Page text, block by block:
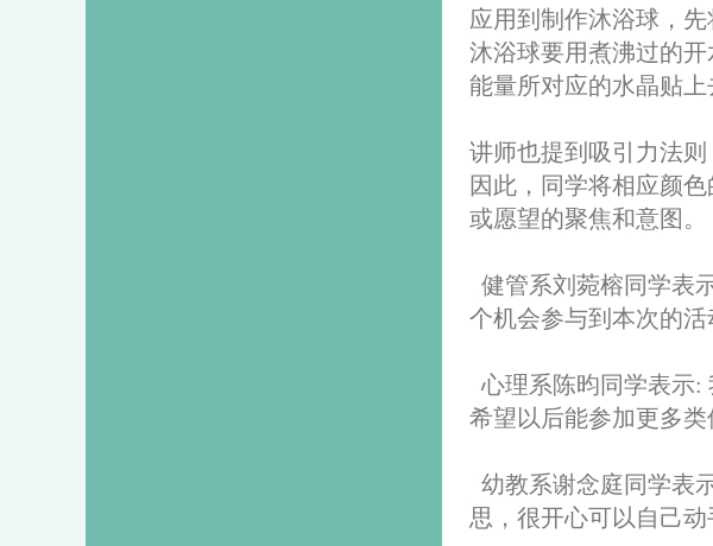
应用到制作沐浴球，
沐浴球要用煮沸过的
能量所对应的水晶贴上
讲师也提到吸引力法
因此，同学将相应颜
或愿望的聚焦和意图。
健管系刘菀榕同学表
个机会参与到本次的活
心理系陈昀同学表示:
希望以后能参加更多类
幼教系谢念庭同学表
思，很开心可以自己